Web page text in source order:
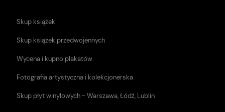
Skup książek
Skup książek przedwojennych
Wycena i kupno plakatów
Fotografia artystyczna i kolekcjonerska
Skup płyt winylowych - Warszawa, Łódź, Lublin